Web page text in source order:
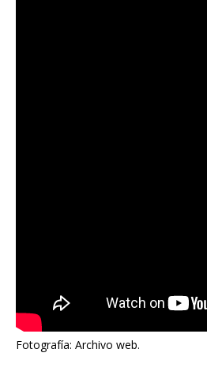
Fotografía: Archivo web.